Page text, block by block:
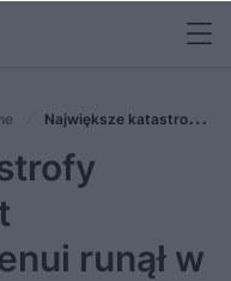
Największe katastrofy
w 2018 roku
runął w